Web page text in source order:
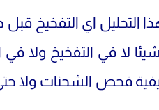
التحليل اي التفخيخ قبل
لا في التفخيخ ولا
فحص الشحنات ولا